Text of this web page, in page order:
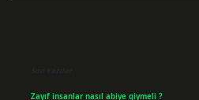
Son Yazılar
Zayıf insanlar nasıl abiye giymeli ?